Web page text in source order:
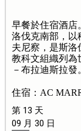
早餐於住宿酒店
洛伐克南部，以
夫尼察，是斯洛
教科文組織列為
－布拉迪斯拉發
住宿：AC
第 13 天
09 月 30 日